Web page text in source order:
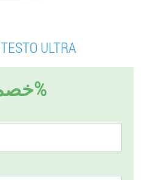
لكي يطلب TESTO ULTRA
خصم -50%